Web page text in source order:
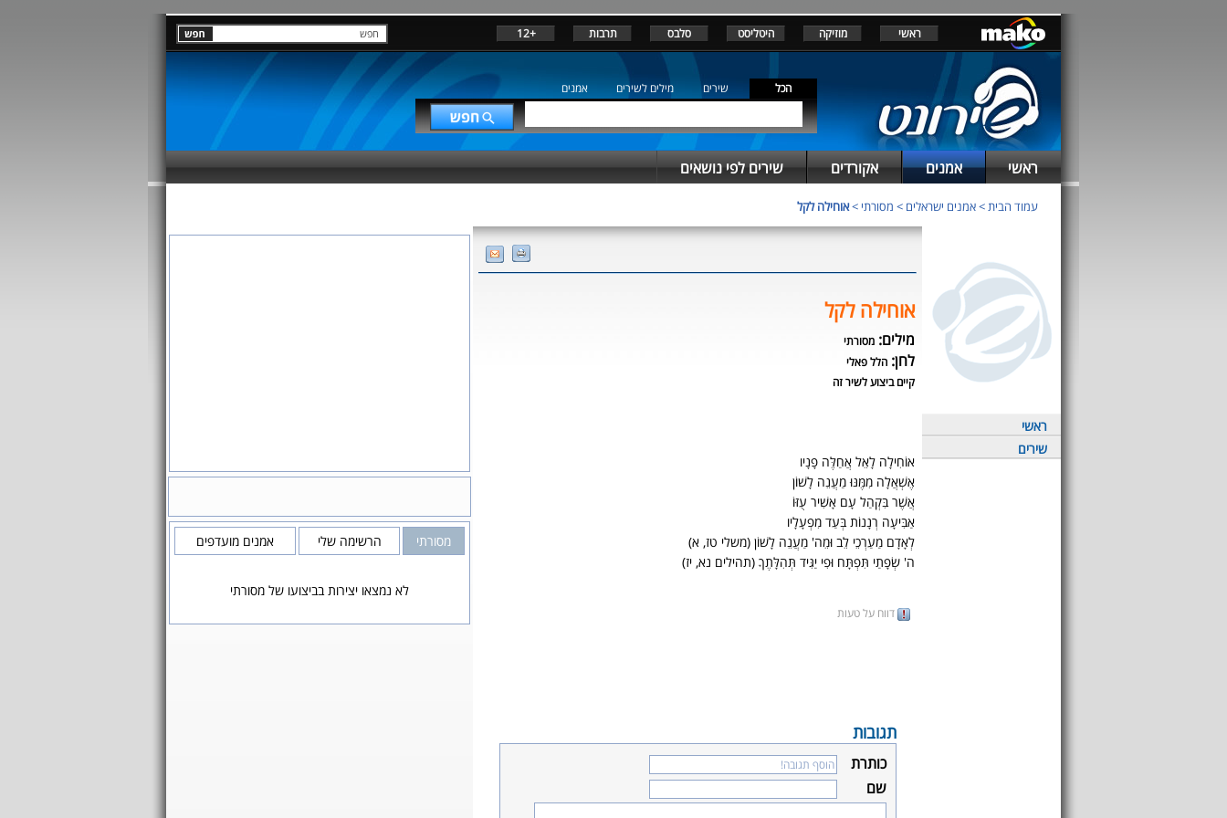
ראשי מוזיקה היטליסט סלבס תרבות +12
הכל שירים מילים לשירים אמנים
ראשי אמנים אקורדים שירים לפי נושאים
עמוד הבית>אמנים ישראלים > מסורתי >אוחילה לקל
ראשי
שירים
אוחילה לקל
מילים: מסורתי
לחן: הלל פאלי
קיים ביצוע לשיר זה
אוֹחִילָה לָאֵל אֲחַלֶּה פָנָיו
אֶשְׁאֲלָה מִמֶּנּוּ מַעֲנֵה לָשׁוֹן
אֲשֶׁר בִּקְהַל עָם אָשִׁיר עֻזּוֹ⁠
אַבִּיעָה רְנָנוֹת בְּעַד מִפְעָלָיו
לְאָדָם מַעַרְכֵי לֵב וּמֵה' מַעֲנֵה לָשׁוֹן (משלי טז, א)
ה' שְׂפָתַי תִּפְתָּח וּפִי יַגִּיד תְּהִלָּתֶךָ (תהילים נא, יז)
דווח על טעות
תגובות
כותרת
שם
מסורתי הרשימה שלי אמנים מועדפים
לא נמצאו יצירות בביצועו של מסורתי